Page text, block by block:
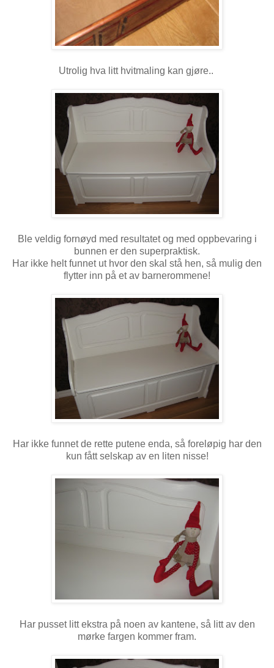
Utrolig hva litt hvitmaling kan gjøre..
Ble veldig fornøyd med resultatet og med oppbevaring i
bunnen er den superpraktisk.
Har ikke helt funnet ut hvor den skal stå hen, så mulig den
flytter inn på et av barnerommene!
Har ikke funnet de rette putene enda, så foreløpig har den
kun fått selskap av en liten nisse!
Har pusset litt ekstra på noen av kantene, så litt av den
mørke fargen kommer fram.